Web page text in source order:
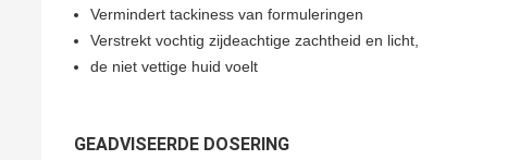
Vermindert tackiness van formuleringen
Verstrekt vochtig zijdeachtige zachtheid en licht,
de niet vettige huid voelt
GEADVISEERDE DOSERING